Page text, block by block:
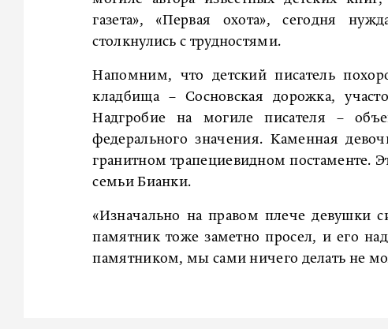
газета», «Первая охота», сегодня
столкнулись с трудностями.
Напомним, что детский писатель
кладбища – Сосновская дорожка,
Надгробие на могиле писателя –
федерального значения. Каменная
гранитном трапециевидном постаменте.
семьи Бианки.
«Изначально на правом плече девушки
памятник тоже заметно просел, и его
памятником, мы сами ничего делать не